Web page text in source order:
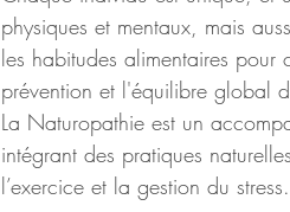
physiques et mentaux, mais
les habitudes alimentaires pour
prévention et l'équilibre global
La Naturopathie est un
intégrant des pratiques
l’exercice et la gestion du stress.